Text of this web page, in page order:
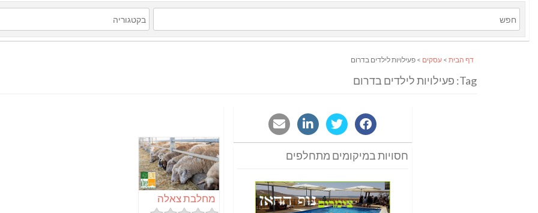
דף הבית > עסקים > פעילויות לילדים בדרום
Tag: פעילויות לילדים בדרום
מחלבת צאלה
חסויות במיקומים מתחלפים